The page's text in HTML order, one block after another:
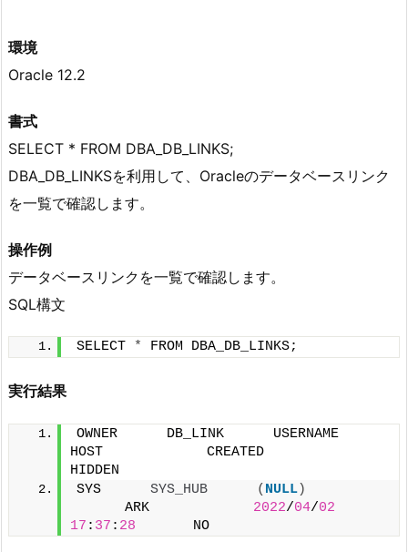
環境
Oracle 12.2
書式
SELECT * FROM DBA_DB_LINKS;
DBA_DB_LINKSを利用して、Oracleのデータベースリンク
を一覧で確認します。
操作例
データベースリンクを一覧で確認します。
SQL構文
SELECT * FROM DBA_DB_LINKS;
実行結果
OWNER      DB_LINK      USERNAME
HOST      　　　　CREATED
HIDDEN
SYS SYS_HUB ( NULL)
ARK 2022/04/02
17 : 37 : 28
       NO